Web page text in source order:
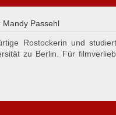
Mandy Passehl
Rostockerin und
zu Berlin. Für